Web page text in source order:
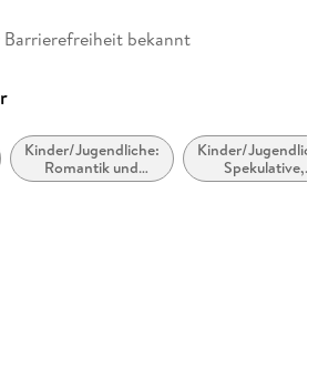
bekannt
Kinder/Jugendliche:
Romantik und
Liebesgeschichten
Kinder/
Spekulative,
utopische und